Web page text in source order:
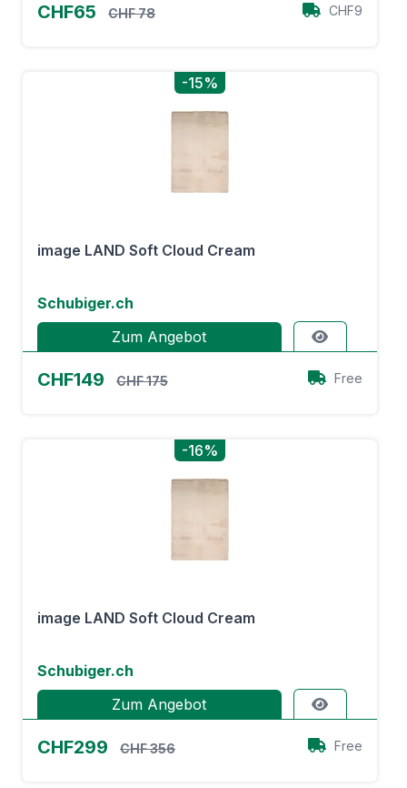
CHF65 CHF 78 CHF9
-15%
image LAND Soft Cloud Cream
Schubiger.ch
Zum Angebot
CHF149 CHF 175 Free
-16%
image LAND Soft Cloud Cream
Schubiger.ch
Zum Angebot
CHF299 CHF 356 Free